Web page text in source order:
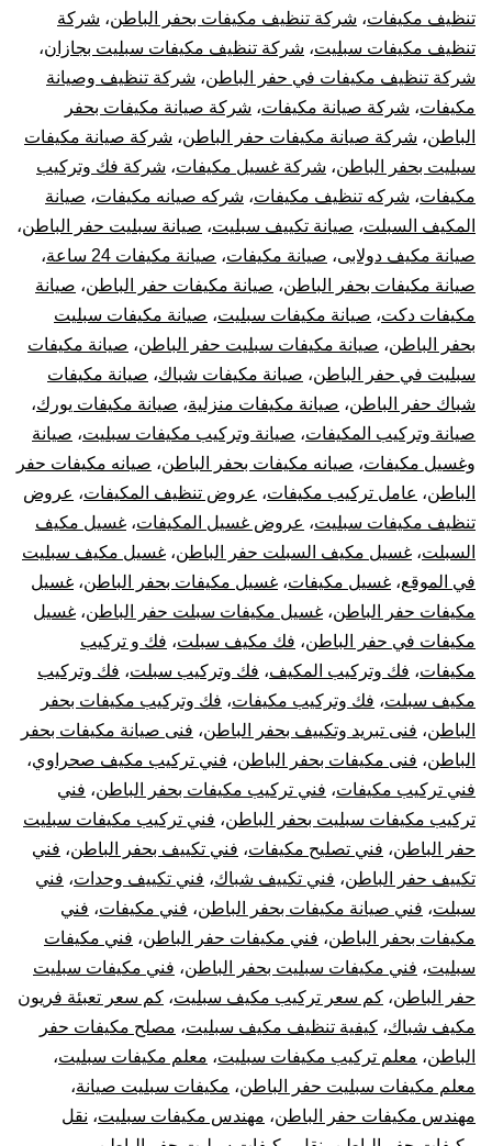
تنظيف مكيفات، شركة تنظيف مكيفات بحفر الباطن، شركة
تنظيف مكيفات سبليت، شركة تنظيف مكيفات سبليت بجازان،
شركة تنظيف مكيفات في حفر الباطن، شركة تنظيف وصيانة
مكيفات، شركة صيانة مكيفات، شركة صيانة مكيفات بحفر
الباطن، شركة صيانة مكيفات حفر الباطن، شركة صيانة مكيفات
سبليت بحفر الباطن، شركة غسيل مكيفات، شركة فك وتركيب
مكيفات، شركه تنظيف مكيفات، شركه صيانه مكيفات، صيانة
المكيف السبلت، صيانة تكييف سبليت، صيانة سبليت حفر الباطن،
صيانة مكيف دولابى، صيانة مكيفات، صيانة مكيفات 24 ساعة
،
صيانة مكيفات بحفر الباطن، صيانة مكيفات حفر الباطن، صيانة
مكيفات دكت، صيانة مكيفات سبليت، صيانة مكيفات سبليت
بحفر الباطن، صيانة مكيفات سبليت حفر الباطن، صيانة مكيفات
سبليت في حفر الباطن، صيانة مكيفات شباك، صيانة مكيفات
شباك حفر الباطن، صيانة مكيفات منزلية، صيانة مكيفات يورك،
صيانة وتركيب المكيفات، صيانة وتركيب مكيفات سبليت، صيانة
وغسيل مكيفات، صيانه مكيفات بحفر الباطن، صيانه مكيفات حفر
الباطن، عامل تركيب مكيفات، عروض تنظيف المكيفات، عروض
تنظيف مكيفات سبليت، عروض غسيل المكيفات، غسيل مكيف
السبلت، غسيل مكيف السبلت حفر الباطن، غسيل مكيف سبليت
في الموقع، غسيل مكيفات، غسيل مكيفات بحفر الباطن، غسيل
مكيفات حفر الباطن، غسيل مكيفات سبلت حفر الباطن، غسيل
مكيفات في حفر الباطن، فك مكيف سبلت، فك و تركيب
مكيفات، فك وتركيب المكيف، فك وتركيب سبلت، فك وتركيب
مكيف سبلت، فك وتركيب مكيفات، فك وتركيب مكيفات بحفر
الباطن، فنى تبريد وتكييف بحفر الباطن، فنى صيانة مكيفات بحفر
الباطن، فنى مكيفات بحفر الباطن، فني تركيب مكيف صحراوي،
فني تركيب مكيفات، فني تركيب مكيفات بحفر الباطن، فني
تركيب مكيفات سبليت بحفر الباطن، فني تركيب مكيفات سبليت
حفر الباطن، فني تصليح مكيفات، فني تكييف بحفر الباطن، فني
تكييف حفر الباطن، فني تكييف شباك، فني تكييف وحدات، فني
سبلت، فني صيانة مكيفات بحفر الباطن، فني مكيفات، فني
مكيفات بحفر الباطن، فني مكيفات حفر الباطن، فني مكيفات
سبليت، فني مكيفات سبليت بحفر الباطن، فني مكيفات سبليت
حفر الباطن، كم سعر تركيب مكيف سبليت، كم سعر تعبئة فريون
مكيف شباك، كيفية تنظيف مكيف سبليت، مصلح مكيفات حفر
الباطن، معلم تركيب مكيفات سبليت، معلم مكيفات سبليت،
معلم مكيفات سبليت حفر الباطن، مكيفات سبليت صيانة،
مهندس مكيفات حفر الباطن، مهندس مكيفات سبليت، نقل